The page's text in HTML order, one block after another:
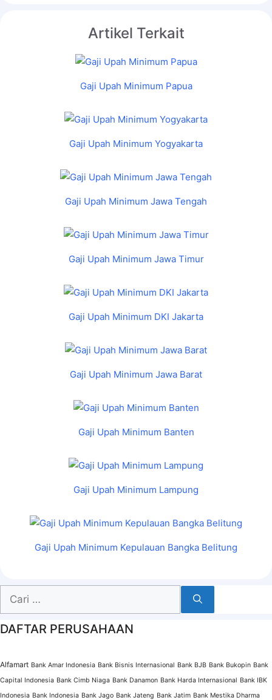
Artikel Terkait
Gaji Upah Minimum Papua
Gaji Upah Minimum Yogyakarta
Gaji Upah Minimum Jawa Tengah
Gaji Upah Minimum Jawa Timur
Gaji Upah Minimum DKI Jakarta
Gaji Upah Minimum Jawa Barat
Gaji Upah Minimum Banten
Gaji Upah Minimum Lampung
Gaji Upah Minimum Kepulauan Bangka Belitung
Cari
DAFTAR PERUSAHAAN
Alfamart Bank Amar Indonesia Bank Bisnis Internasional Bank BJB Bank Bukopin Bank
Capital Indonesia Bank Cimb Niaga Bank Danamon Bank Harda Internasional Bank IBK
Indonesia Bank Indonesia Bank Jago Bank Jateng Bank Jatim Bank Mestika Dharma